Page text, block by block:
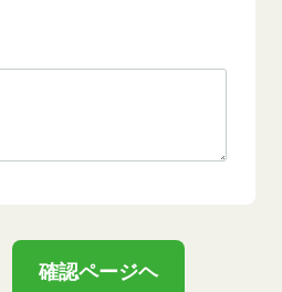
確認ページヘ